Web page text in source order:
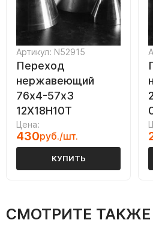
Артикул: N52915
Переход
нержавеющий
76х4-57х3
12Х18Н10Т
Цена:
430руб./шт.
КУПИТЬ
СМОТРИТЕ ТАКЖЕ